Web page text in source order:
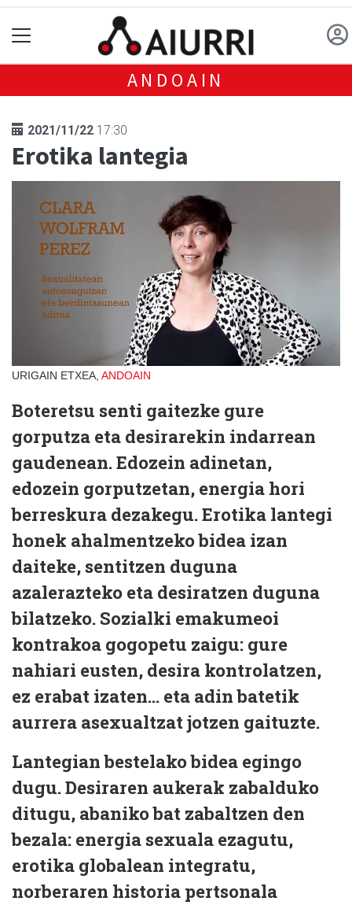
ANDOAIN
2021/11/22 17:30
Erotika lantegia
URIGAIN ETXEA, ANDOAIN
Boteretsu senti gaitezke gure
gorputza eta desirarekin indarrean
gaudenean. Edozein adinetan,
edozein gorputzetan, energia hori
berreskura dezakegu. Erotika lantegi
honek ahalmentzeko bidea izan
daiteke, sentitzen duguna
azalerazteko eta desiratzen duguna
bilatzeko. Sozialki emakumeoi
kontrakoa gogopetu zaigu: gure
nahiari eusten, desira kontrolatzen,
ez erabat izaten… eta adin batetik
aurrera asexualtzat jotzen gaituzte.
Lantegian bestelako bidea egingo
dugu. Desiraren aukerak zabalduko
ditugu, abaniko bat zabaltzen den
bezala: energia sexuala ezagutu,
erotika globalean integratu,
norberaren historia pertsonala